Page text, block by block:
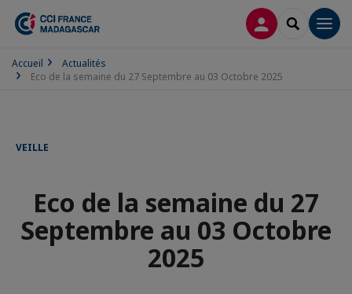
CONNEXION
Accueil
Actualités
Eco de la semaine du 27 Septembre au 03 Octobre 2025
VEILLE
Eco de la semaine du 27
Septembre au 03 Octobre
2025